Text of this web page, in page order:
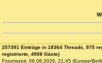
257391 Einträge in 18364 Threads, 975
registrierte, 4908 Gäste)
Forumszeit: 08.08.2026, 21:45 (Europe/